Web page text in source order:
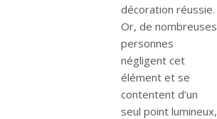
décoration réussie.
Or, de nombreuses
personnes
négligent cet
élément et se
contentent d’un
seul point lumineux,